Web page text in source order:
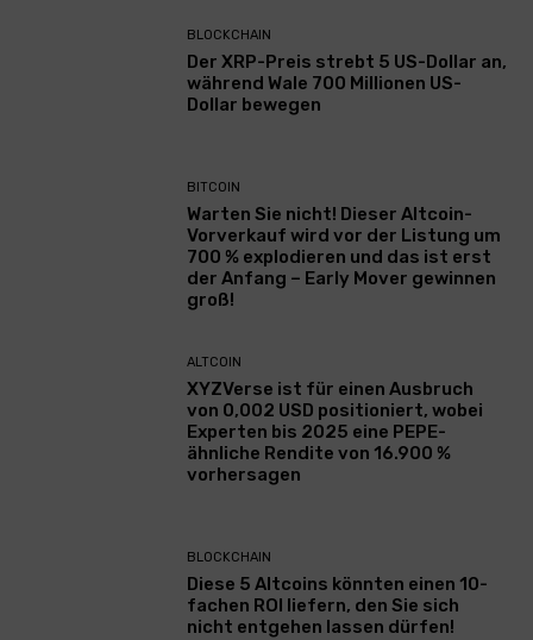
BLOCKCHAIN
Der XRP-Preis strebt 5 US-Dollar an,
während Wale 700 Millionen US-
Dollar bewegen
BITCOIN
Warten Sie nicht! Dieser Altcoin-
Vorverkauf wird vor der Listung um
700 % explodieren und das ist erst
der Anfang – Early Mover gewinnen
groß!
ALTCOIN
XYZVerse ist für einen Ausbruch
von 0,002 USD positioniert, wobei
Experten bis 2025 eine PEPE-
ähnliche Rendite von 16.900 %
vorhersagen
BLOCKCHAIN
Diese 5 Altcoins könnten einen 10-
fachen ROI liefern, den Sie sich
nicht entgehen lassen dürfen!